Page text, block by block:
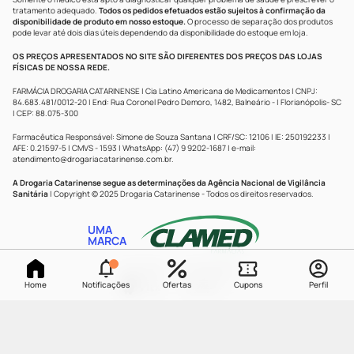
Home Notificações Ofertas Cupons Perfil
tratamento adequado. Todos os pedidos efetuados estão sujeitos à confirmação da
disponibilidade de produto em nosso estoque.O processo de separação dos produtos
pode levar até dois dias úteis dependendo da disponibilidade do estoque em loja.
OS PREÇOS APRESENTADOS NO SITE SÃO DIFERENTES DOS PREÇOS DAS LOJAS
FÍSICAS DE NOSSA REDE.
FARMÁCIA DROGARIA CATARINENSE | Cia Latino Americana de Medicamentos | CNPJ:
84.683.481/0012-20 | End: Rua Coronel Pedro Demoro, 1482, Balneário - | Florianópolis- SC
| CEP: 88.075-300
Farmacêutica Responsável: Simone de Souza Santana | CRF/SC: 12106 | IE: 250192233 |
AFE: 0.21597-5 | CMVS - 1593 | WhatsApp: (47) 9 9202-1687 | e-mail:
atendimento@drogariacatarinense.com.br.
A Drogaria Catarinense segue as determinações da Agência Nacional de Vigilância
Sanitária | Copyright © 2025 Drogaria Catarinense - Todos os direitos reservados.
UMA
MARCA
Developed by